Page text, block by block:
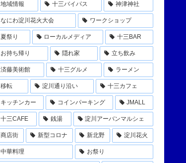
地域情報 十三バイパス 神津神社
なにわ淀川花火大会 ワークショップ
夏祭り ローカルメディア 十三BAR
お持ち帰り 隠れ家 立ち飲み
済藤美術館 十三グルメ ラーメン
移転 淀川通り沿い 十三カフェ
キッチンカー コインパーキング JMALL
十三CAFE 銭湯 淀川アーバンマルシェ
商店街 新型コロナ 新北野 淀川花火
中華料理 お祭り